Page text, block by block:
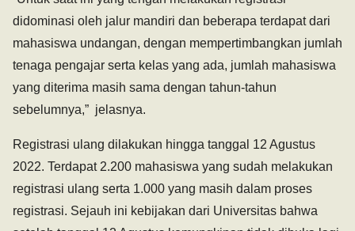
didominasi oleh jalur mandiri dan beberapa terdapat dari
mahasiswa undangan, dengan mempertimbangkan jumlah
tenaga pengajar serta kelas yang ada, jumlah mahasiswa
yang diterima masih sama dengan tahun-tahun
sebelumnya,” jelasnya.
Registrasi ulang dilakukan hingga tanggal 12 Agustus
2022. Terdapat 2.200 mahasiswa yang sudah melakukan
registrasi ulang serta 1.000 yang masih dalam proses
registrasi. Sejauh ini kebijakan dari Universitas bahwa